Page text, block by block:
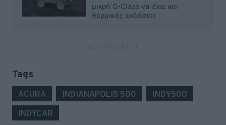
μικρή G-Class να έχει και
θερμικές εκδόσεις
Tags
ACURA INDIANAPOLIS 500 INDY500
INDYCAR